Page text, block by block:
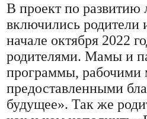
В проект по развитию
включились
начале октября 2022
родителями. Мамы и
программы, рабочими
предоставленными
будущее». Так же